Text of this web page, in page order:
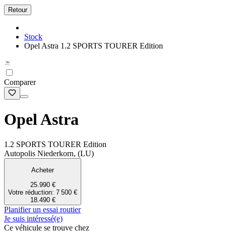
Retour
Stock
Opel Astra 1.2 SPORTS TOURER Edition
Comparer
Opel Astra
1.2 SPORTS TOURER Edition
Autopolis Niederkorn, (LU)
Acheter
25.990 €
Votre réduction: 7 500 €
18.490 €
Planifier un essai routier
Je suis intéressé(e)
Ce véhicule se trouve chez